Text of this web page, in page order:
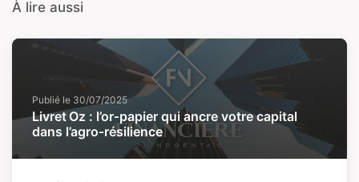
À lire aussi
Publié le 30/07/2025
Livret Oz : l’or‑papier qui ancre votre capital
dans l’agro‑résilience